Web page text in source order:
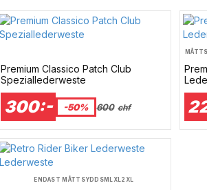
Premium Classico Patch Club
Speziallederweste
300:- -50% 600 chf
ENDAST MÅTTSYDD S M XL 2XL